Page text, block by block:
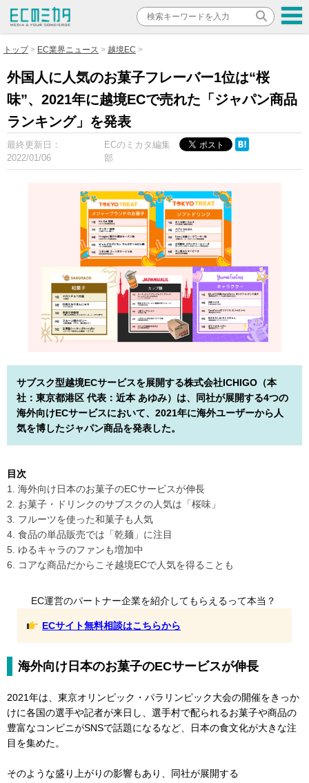
トップ EC業界ニュース 越境EC
外国人に人気のお菓子フレーバー1位は“桜
味”、2021年に越境ECで売れた「ジャパン商品
ランキング」を発表
最終更新日：
2022/01/06
ECのミカタ編集
部
サブスク型越境ECサービスを展開する株式会社ICHIGO（本
社：東京都港区 代表：近本 あゆみ）は、同社が展開する4つの
海外向けECサービスにおいて、2021年に海外ユーザーから人
気を博したジャパン商品を発表した。
目次
1. 海外向け日本のお菓子のECサービスが伸長
2. お菓子・ドリンクのサブスクの人気は「桜味」
3. フルーツを使った和菓子も人気
4. 食品の単品販売では「乾麺」に注目
5. ゆるキャラのファンも増加中
6. コアな商品だからこそ越境ECで人気を得ることも
EC運営のパートナー企業を紹介してもらえるって本当？
ECサイト無料相談はこちらから
海外向け日本のお菓子のECサービスが伸長
2021年は、東京オリンピック・パラリンピック大会の開催をきっか
けに各国の選手や記者が来日し、選手村で配られるお菓子や商品の
豊富なコンビニがSNSで話題になるなど、日本の食文化が大きな注
目を集めた。
そのような盛り上がりの影響もあり、同社が展開する